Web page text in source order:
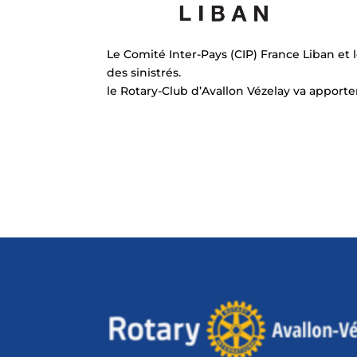
Le Comité Inter-Pays (CIP) France Liban
des sinistrés.
le Rotary-Club d’Avallon Vézelay va